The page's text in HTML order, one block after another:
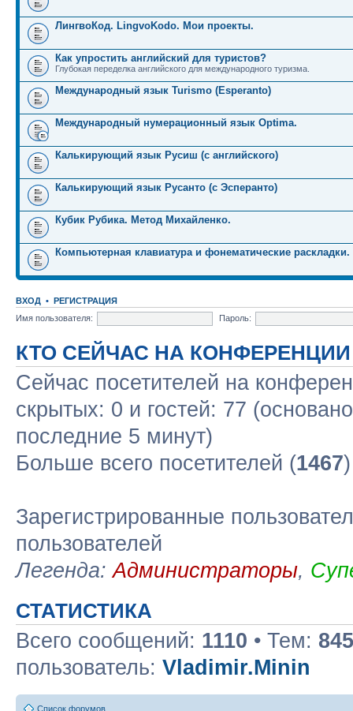
ЛингвоКод. LingvoKodo. Мои проекты.
Как упростить английский для туристов?
Глубокая переделка английского для международного туризма.
Международный язык Turismo (Esperanto)
Международный нумерационный язык Optima.
Калькирующий язык Русиш (с английского)
Калькирующий язык Русанто (с Эсперанто)
Кубик Рубика. Метод Михайленко.
Компьютерная клавиатура и фонематические раскладки.
ВХОД • РЕГИСТРАЦИЯ
Имя пользователя:
Пароль:
КТО СЕЙЧАС НА КОНФЕРЕНЦИИ
Сейчас посетителей на
скрытых: 0 и гостей: 77
последние 5 минут)
Больше всего посетителей (1467
Зарегистрированные
пользователей
Легенда:Администраторы,
СТАТИСТИКА
Всего сообщений: 1110 • Тем: 845
пользователь: Vladimir.Minin
Список форумов